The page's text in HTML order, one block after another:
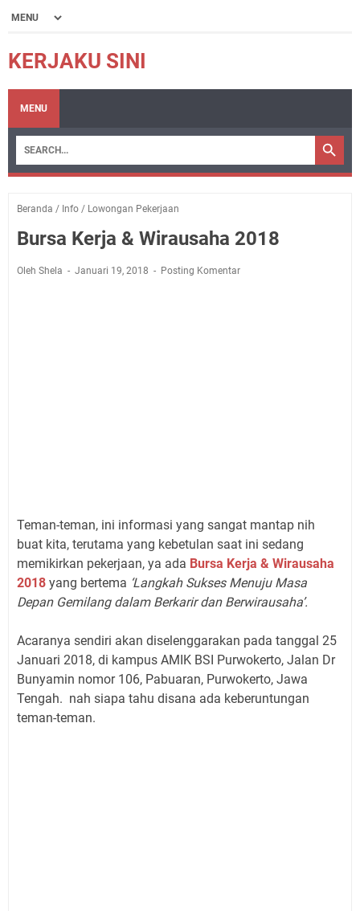
KERJAKU SINI
MENU
Beranda / Info / Lowongan Pekerjaan
Bursa Kerja & Wirausaha 2018
Oleh Shela Januari 19, 2018 Posting Komentar
Teman-teman, ini informasi yang sangat mantap nih
buat kita, terutama yang kebetulan saat ini sedang
memikirkan pekerjaan, ya ada Bursa Kerja & Wirausaha
2018 yang bertema ‘Langkah Sukses Menuju Masa
Depan Gemilang dalam Berkarir dan Berwirausaha’.
Acaranya sendiri akan diselenggarakan pada tanggal 25
Januari 2018, di kampus AMIK BSI Purwokerto, Jalan Dr
Bunyamin nomor 106, Pabuaran, Purwokerto, Jawa
Tengah. nah siapa tahu disana ada keberuntungan
teman-teman.